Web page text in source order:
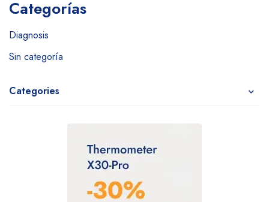
Categorías
Diagnosis
Sin categoría
Categories